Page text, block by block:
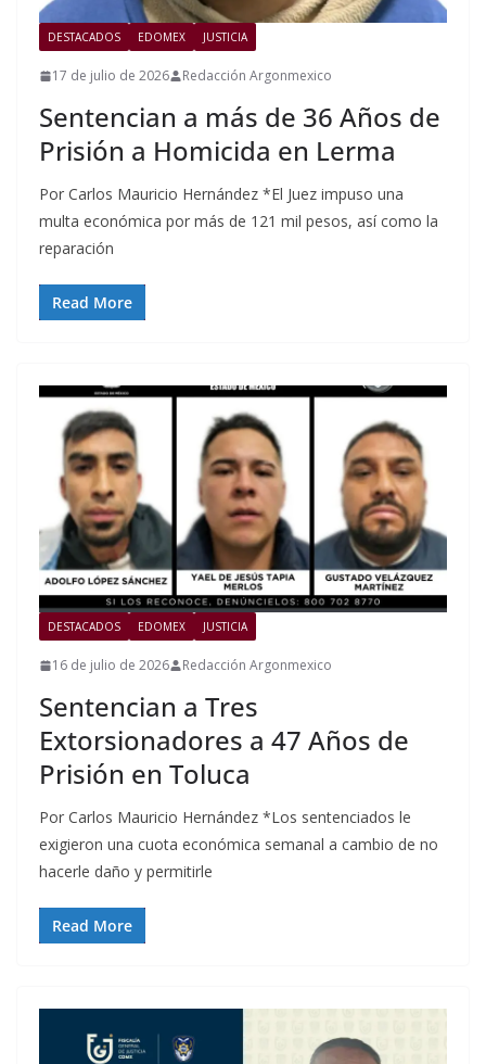
DESTACADOS EDOMEX JUSTICIA
17 de julio de 2026 Redacción Argonmexico
Sentencian a más de 36 Años de
Prisión a Homicida en Lerma
Por Carlos Mauricio Hernández *El Juez impuso una
multa económica por más de 121 mil pesos, así como la
reparación
Read More
DESTACADOS EDOMEX JUSTICIA
16 de julio de 2026 Redacción Argonmexico
Sentencian a Tres
Extorsionadores a 47 Años de
Prisión en Toluca
Por Carlos Mauricio Hernández *Los sentenciados le
exigieron una cuota económica semanal a cambio de no
hacerle daño y permitirle
Read More